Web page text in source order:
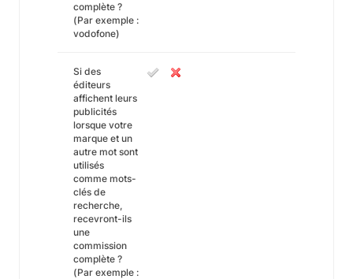
complète ?
(Par exemple :
vodofone)
Si des
éditeurs
affichent leurs
publicités
lorsque votre
marque et un
autre mot sont
utilisés
comme mots-
clés de
recherche,
recevront-ils
une
commission
complète ?
(Par exemple :